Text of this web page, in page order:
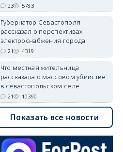
23 5783
Губернатор Севастополя
рассказал о перспективах
электроснабжения города
21 4319
Что местная жительница
рассказала о массовом убийстве
в севастопольском селе
21 10390
Показать все новости